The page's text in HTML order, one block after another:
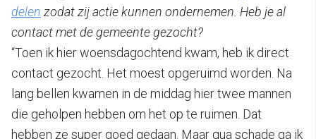
delen zodat zij actie kunnen ondernemen. Heb je al
contact met de gemeente gezocht?
“Toen ik hier woensdagochtend kwam, heb ik direct
contact gezocht. Het moest opgeruimd worden. Na
lang bellen kwamen in de middag hier twee mannen
die geholpen hebben om het op te ruimen. Dat
hebben ze super goed gedaan. Maar qua schade ga ik